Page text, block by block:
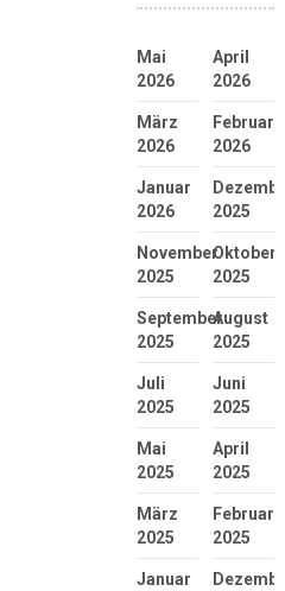
Mai
2026
April
2026
März
2026
Februar
2026
Januar
2026
2025
November
2025
Oktober
2025
September
2025
August
2025
Juli
2025
Juni
2025
Mai
2025
April
2025
März
2025
Februar
2025
Januar